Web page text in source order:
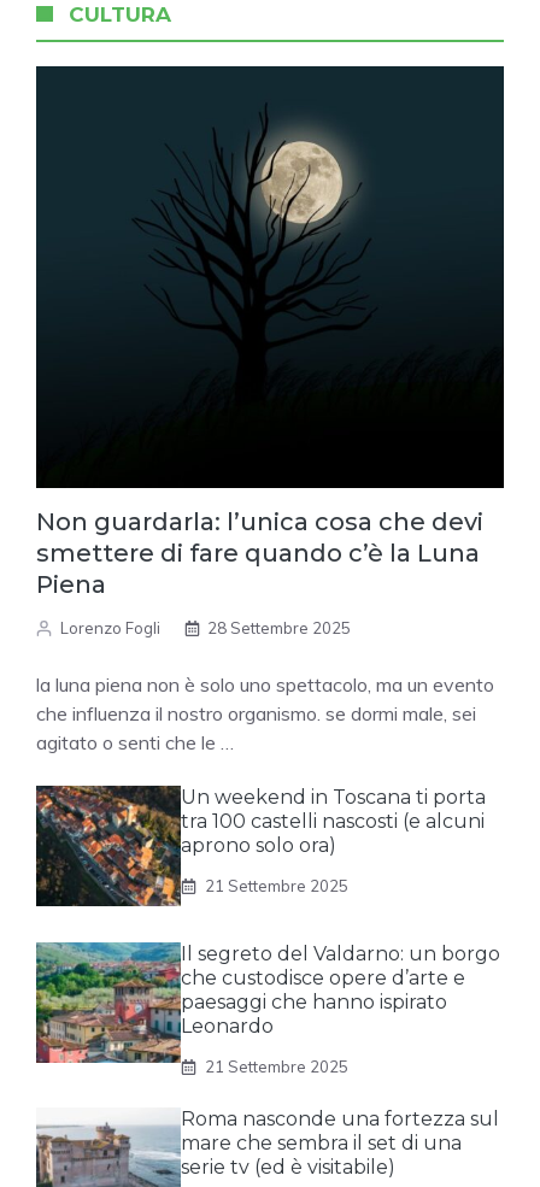
CULTURA
Non guardarla: l’unica cosa che devi
smettere di fare quando c’è la Luna
Piena
Lorenzo Fogli 28 Settembre 2025
la luna piena non è solo uno spettacolo, ma un evento
che influenza il nostro organismo. se dormi male, sei
agitato o senti che le …
Un weekend in Toscana ti porta
tra 100 castelli nascosti (e alcuni
aprono solo ora)
21 Settembre 2025
Il segreto del Valdarno: un borgo
che custodisce opere d’arte e
paesaggi che hanno ispirato
Leonardo
21 Settembre 2025
Roma nasconde una fortezza sul
mare che sembra il set di una
serie tv (ed è visitabile)